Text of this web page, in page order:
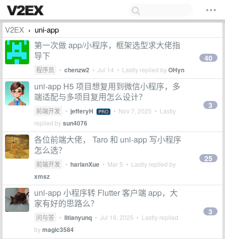
V2EX › uni-app
第一次做 app/小程序，框架选型求大佬指
导下
程序员 • chenzw2 • Jul 14 • Lastly replied byOHyn
40
uni-app H5 项目想复用到微信小程序，多
端适配与多项目复用怎么设计？
前端开发 • jefferyH PRO • Nov 7, 2025 • Lastly
replied bysun4076
3
各位前端大佬， Taro 和 uni-app 写小程序
怎么选？
前端开发 • harlanXue • Mar 5 • Lastly replied by
xmsz
25
uni-app 小程序转 Flutter 客户端 app，大
家有好的思路么？
问与答 • litianyunq • Jul 16, 2025 • Lastly replied
bymagic3584
3